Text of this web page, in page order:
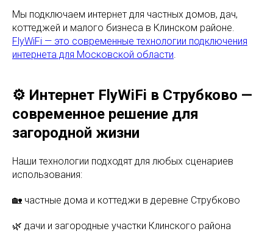
Мы подключаем интернет для частных домов, дач,
коттеджей и малого бизнеса в Клинском районе.
FlyWiFi — это современные технологии подключения
интернета для Московской области.
⚙️ Интернет FlyWiFi в Струбково —
современное решение для
загородной жизни
Наши технологии подходят для любых сценариев
использования:
🏡 частные дома и коттеджи в деревне Струбково
🌿 дачи и загородные участки Клинского района